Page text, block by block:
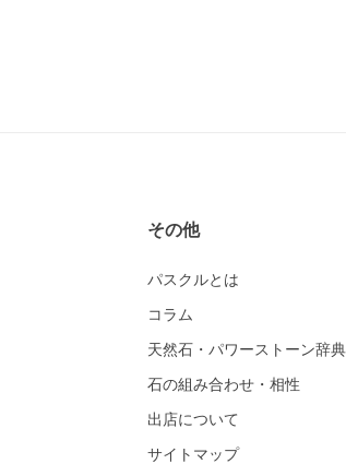
その他
パスクルとは
コラム
天然石・パワーストーン辞典
石の組み合わせ・相性
出店について
サイトマップ